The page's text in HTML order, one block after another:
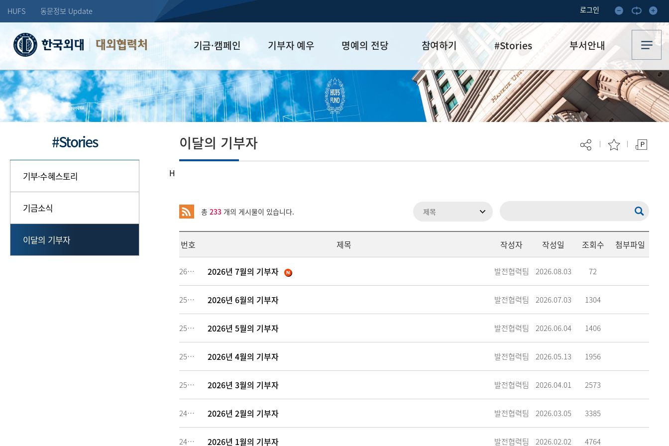
HUFS 동문정보 Update 로그인
대외협력처 기금·캠페인
학교발전기금
장학기금
선배드림 장학금
기부자 예우
예우 프로그램
세제 혜택
명예의 전당
HUFS Honor
Diamond Club
Platinum Club
참여하기
참여방법
기부하기
잠재기부자 추천
#Stories
기부·수혜스토리
기금소식
이달의 기부자
부서안내
업무안내
오시는 길
#Stories
기부·수혜스토리
기금소식
이달의 기부자
H
이달의 기부자
총 233개의 게시물이 있습니다.
번호 제목 작성자 작성일 조회수 첨부파일
260637 2026년 7월의 기부자 발전협력팀 2026.08.03 72
259186 2026년 6월의 기부자 발전협력팀 2026.07.03 1304
256883 2026년 5월의 기부자 발전협력팀 2026.06.04 1406
255327 2026년 4월의 기부자 발전협력팀 2026.05.13 1956
251653 2026년 3월의 기부자 발전협력팀 2026.04.01 2573
249094 2026년 2월의 기부자 발전협력팀 2026.03.05 3385
246784 2026년 1월의 기부자 발전협력팀 2026.02.02 4764